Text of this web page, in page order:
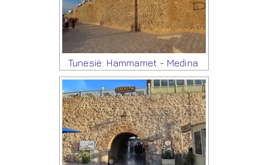
Tunesië: Hammamet - Medina